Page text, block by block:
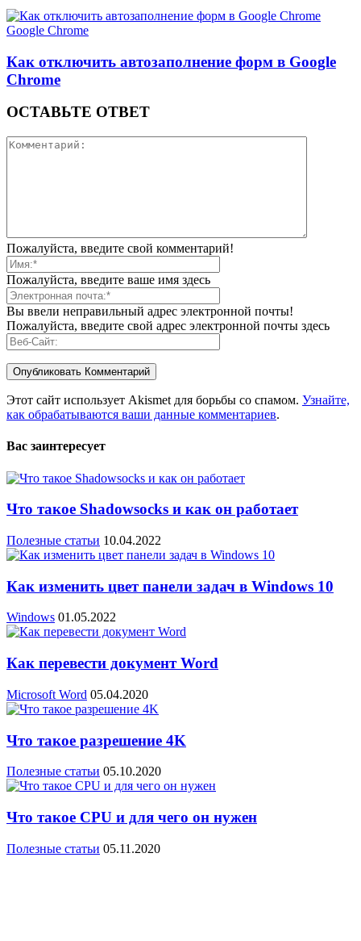
Google Chrome
Как отключить автозаполнение форм в Google
Chrome
ОСТАВЬТЕ ОТВЕТ
Пожалуйста, введите свой комментарий!
Пожалуйста, введите ваше имя здесь
Вы ввели неправильный адрес электронной почты!
Пожалуйста, введите свой адрес электронной почты здесь
Этот сайт использует Akismet для борьбы со спамом. Узнайте,
как обрабатываются ваши данные комментариев.
Вас заинтересует
Что такое Shadowsocks и как он работает
Полезные статьи 10.04.2022
Как изменить цвет панели задач в Windows 10
Windows 01.05.2022
Как перевести документ Word
Microsoft Word 05.04.2020
Что такое разрешение 4K
Полезные статьи 05.10.2020
Что такое CPU и для чего он нужен
Полезные статьи 05.11.2020